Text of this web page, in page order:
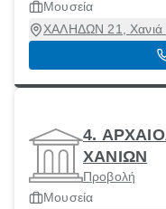
Μουσεία
ΧΑΛΗΔΩΝ 21, Χανιά
4.
ΧΑΝΙΩΝ
Προβολή
Μουσεία